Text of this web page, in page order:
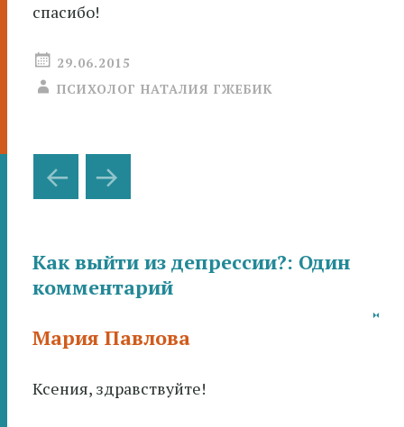
спасибо!
29.06.2015
ПСИХОЛОГ НАТАЛИЯ ГЖЕБИК
Навигация
по
записям
Как выйти из депрессии?: Один
комментарий
Мария Павлова
Ксения, здравствуйте!